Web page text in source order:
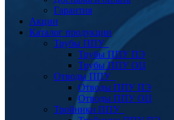
Гарантия
Акции
Каталог продукции
Трубы ППУ
Трубы ППУ ПЭ
Трубы ППУ ОЦ
Отводы ППУ
Отводы ППУ ПЭ
Отводы ППУ ОЦ
Тройники ППУ